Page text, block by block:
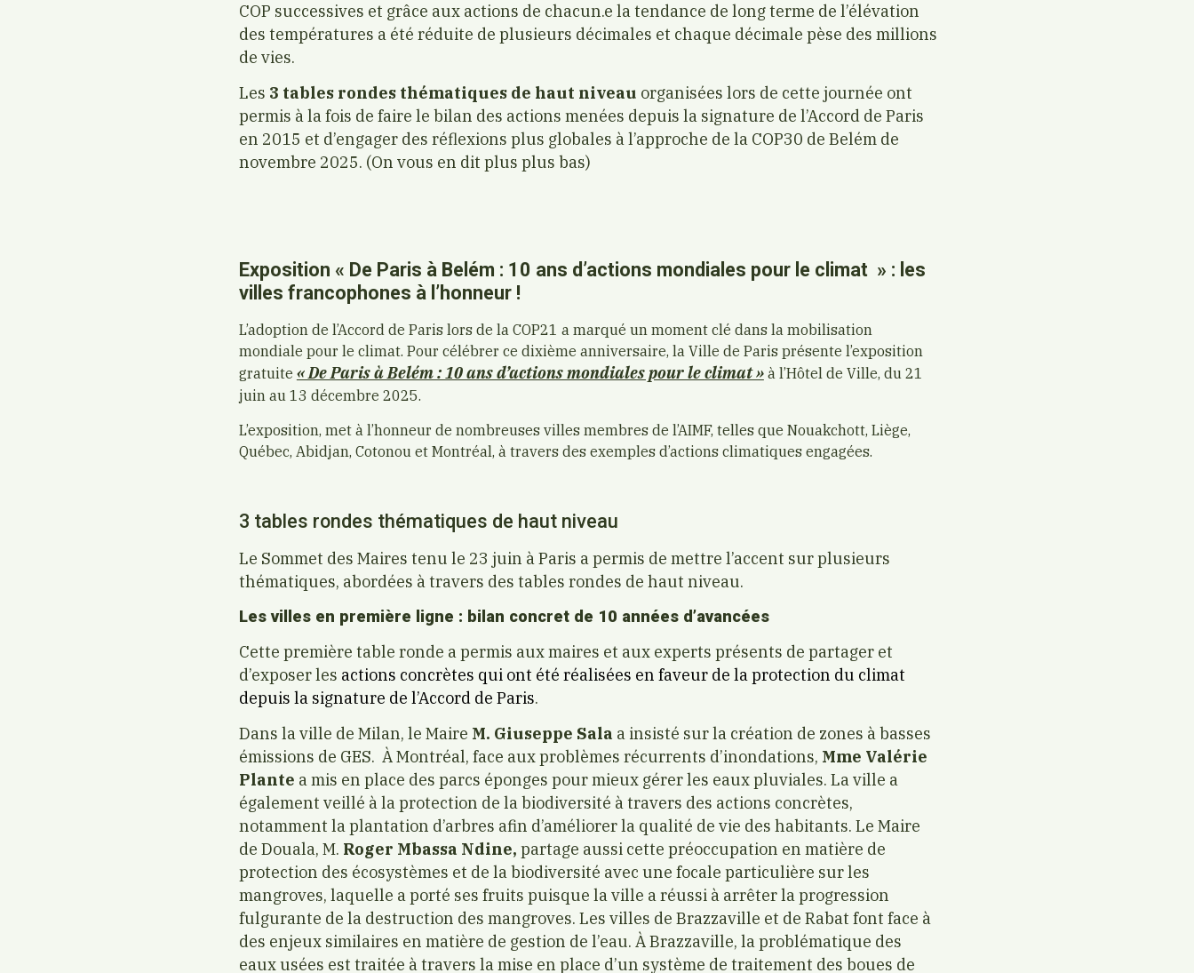
COP successives et grâce aux actions de chacun.e la tendance de long terme de l’élévation
des températures a été réduite de plusieurs décimales et chaque décimale pèse des millions
de vies.
Les 3 tables rondes thématiques de haut niveau organisées lors de cette journée ont
permis à lafois de faire le bilan des actions menées depuis la signature de l’Accord de Paris
en 2015 et d’engager des réflexions plus globales à l’approche de la COP30 de Belém de
novembre 2025. (On vous en dit plus plus bas)
Exposition « De Paris à Belém : 10 ans d’actions mondiales pour le climat » : les
villes francophones à l’honneur !
L’adoption de l’Accord de Paris lors de la COP21 a marqué un moment clé dans la mobilisation
mondiale pour le climat. Pour célébrer ce dixième anniversaire, la Ville de Paris présente l’exposition
gratuite « De Paris à Belém : 10 ans d’actions mondiales pour le climat »à l’Hôtel de Ville, du 21
juin au 13 décembre 2025.
L’exposition, met à l’honneur de nombreuses villes membres de l’AIMF, telles que Nouakchott, Liège,
Québec, Abidjan, Cotonou et Montréal, à travers des exemples d’actions climatiques engagées.
3 tables rondes thématiques de haut niveau
Le Sommet des Maires tenu le 23 juin à Paris a permis de mettre l’accent sur plusieurs
thématiques, abordées à travers des tables rondes de haut niveau.
Les villes en première ligne : bilan concret de 10 années d’avancées
Cette première table ronde a permis aux maires et aux experts présents de partager et
d’exposer les actions concrètes qui ont été réalisées en faveur de la protection du climat
depuis la signature de l’Accord de Paris.
Dans la ville de Milan, le Maire M. Giuseppe Sala a insisté sur la création de zones à basses
émissions de GES. À Montréal, face aux problèmes récurrents d’inondations, Mme Valérie
Plante a mis en place des parcs éponges pour mieux gérer les eaux pluviales. La ville a
également veillé à la protection de la biodiversité à travers des actions concrètes,
notamment la plantation d’arbres afin d’améliorer la qualité de vie des habitants. Le Maire
de Douala, M. Roger Mbassa Ndine, partage aussi cette préoccupation en matière de
protection des écosystèmes et de la biodiversité avec une focale particulière sur les
mangroves, laquelle a porté ses fruits puisque la ville a réussi à arrêter la progression
fulgurante de la destruction des mangroves. Les villes de Brazzaville et de Rabat font face à
des enjeux similaires en matière de gestion de l’eau. À Brazzaville, la problématique des
eaux usées est traitée à travers la mise en place d’un système de traitement des boues de